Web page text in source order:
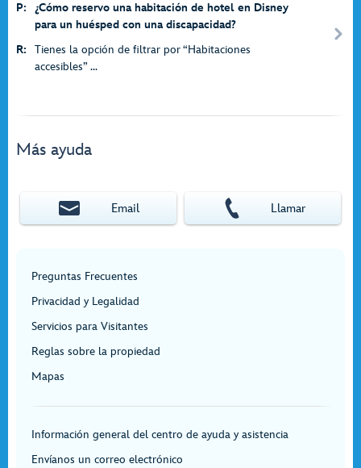
P:
¿Cómo reservo una habitación de hotel en Disney
para un huésped con una discapacidad?
R:
Tienes la opción de filtrar por “Habitaciones
accesibles” ...
Más ayuda
Email Llamar
Preguntas Frecuentes
Privacidad y Legalidad
Servicios para Visitantes
Reglas sobre la propiedad
Mapas
Información general del centro de ayuda y asistencia
Envíanos un correo electrónico